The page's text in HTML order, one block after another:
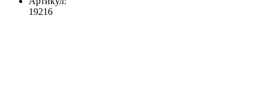
19216